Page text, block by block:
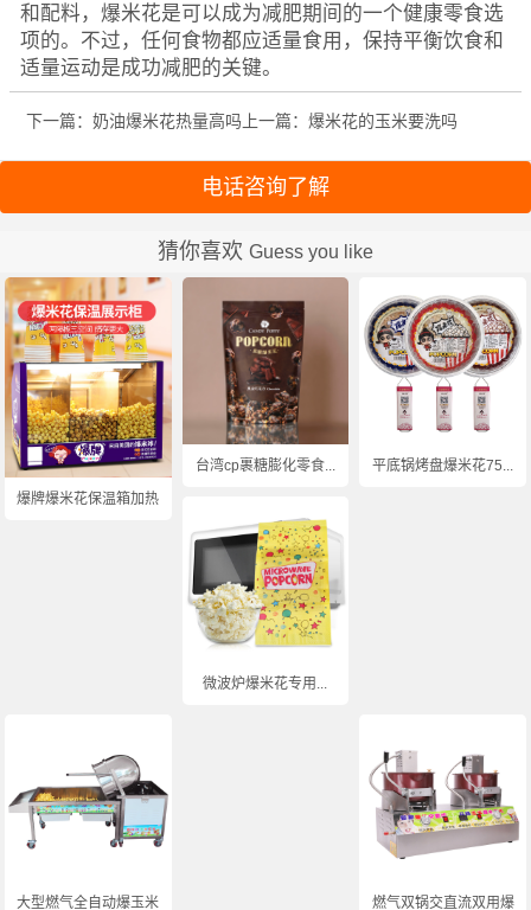
和配料，爆米花是可以成为减肥期间的一个健康零食选
项的。不过，任何食物都应适量食用，保持平衡饮食和
适量运动是成功减肥的关键。
上一篇：爆米花的玉米要洗吗
下一篇：奶油爆米花热量高吗
电话咨询了解
猜你喜欢 Guess you like
爆牌爆米花保温箱加热...
台湾cp裹糖膨化零食... 平底锅烤盘爆米花75...
微波炉爆米花专用...
大型燃气全自动爆玉米... 燃气双锅交直流双用爆...